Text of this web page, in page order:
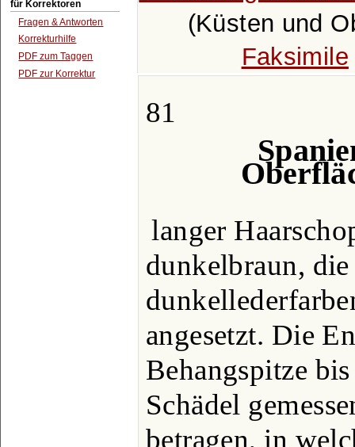
für Korrektoren
Fragen & Antworten
Korrekturhilfe
PDF zum Taggen
PDF zur Korrektur
(Küsten und
Faksimile
81
langer
dunkelbraun, die
angesetzt. Die
Behangspitze
Schädel
betragen, in